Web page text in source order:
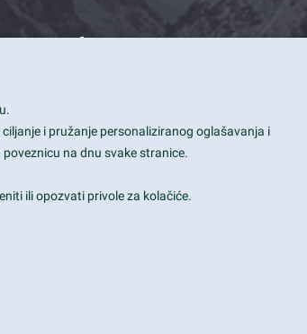
Info
CA 94043
253-0000
9:00 am - 6:00 pm
i pružanje personaliziranog oglašavanja i
na dnu svake stranice.
ili opozvati privole za kolačiće.